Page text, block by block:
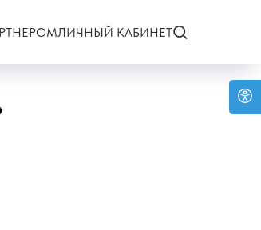
ЛИЧНЫЙ КАБИНЕТ